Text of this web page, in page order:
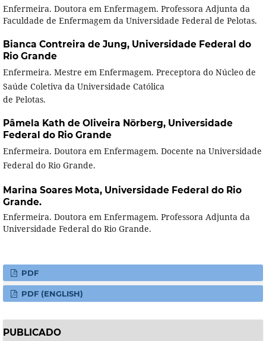
Enfermeira. Doutora em Enfermagem. Professora Adjunta da
Faculdade de Enfermagem da Universidade Federal de Pelotas.
Bianca Contreira de Jung, Universidade Federal do
Rio Grande
Enfermeira. Mestre em Enfermagem. Preceptora do Núcleo de
Saúde Coletiva da Universidade Católica
de Pelotas.
Pâmela Kath de Oliveira Nörberg, Universidade
Federal do Rio Grande
Enfermeira. Doutora em Enfermagem. Docente na Universidade
Federal do Rio Grande.
Marina Soares Mota, Universidade Federal do Rio
Grande.
Enfermeira. Doutora em Enfermagem. Professora Adjunta da
Universidade Federal do Rio Grande.
PDF
PDF (ENGLISH)
PUBLICADO